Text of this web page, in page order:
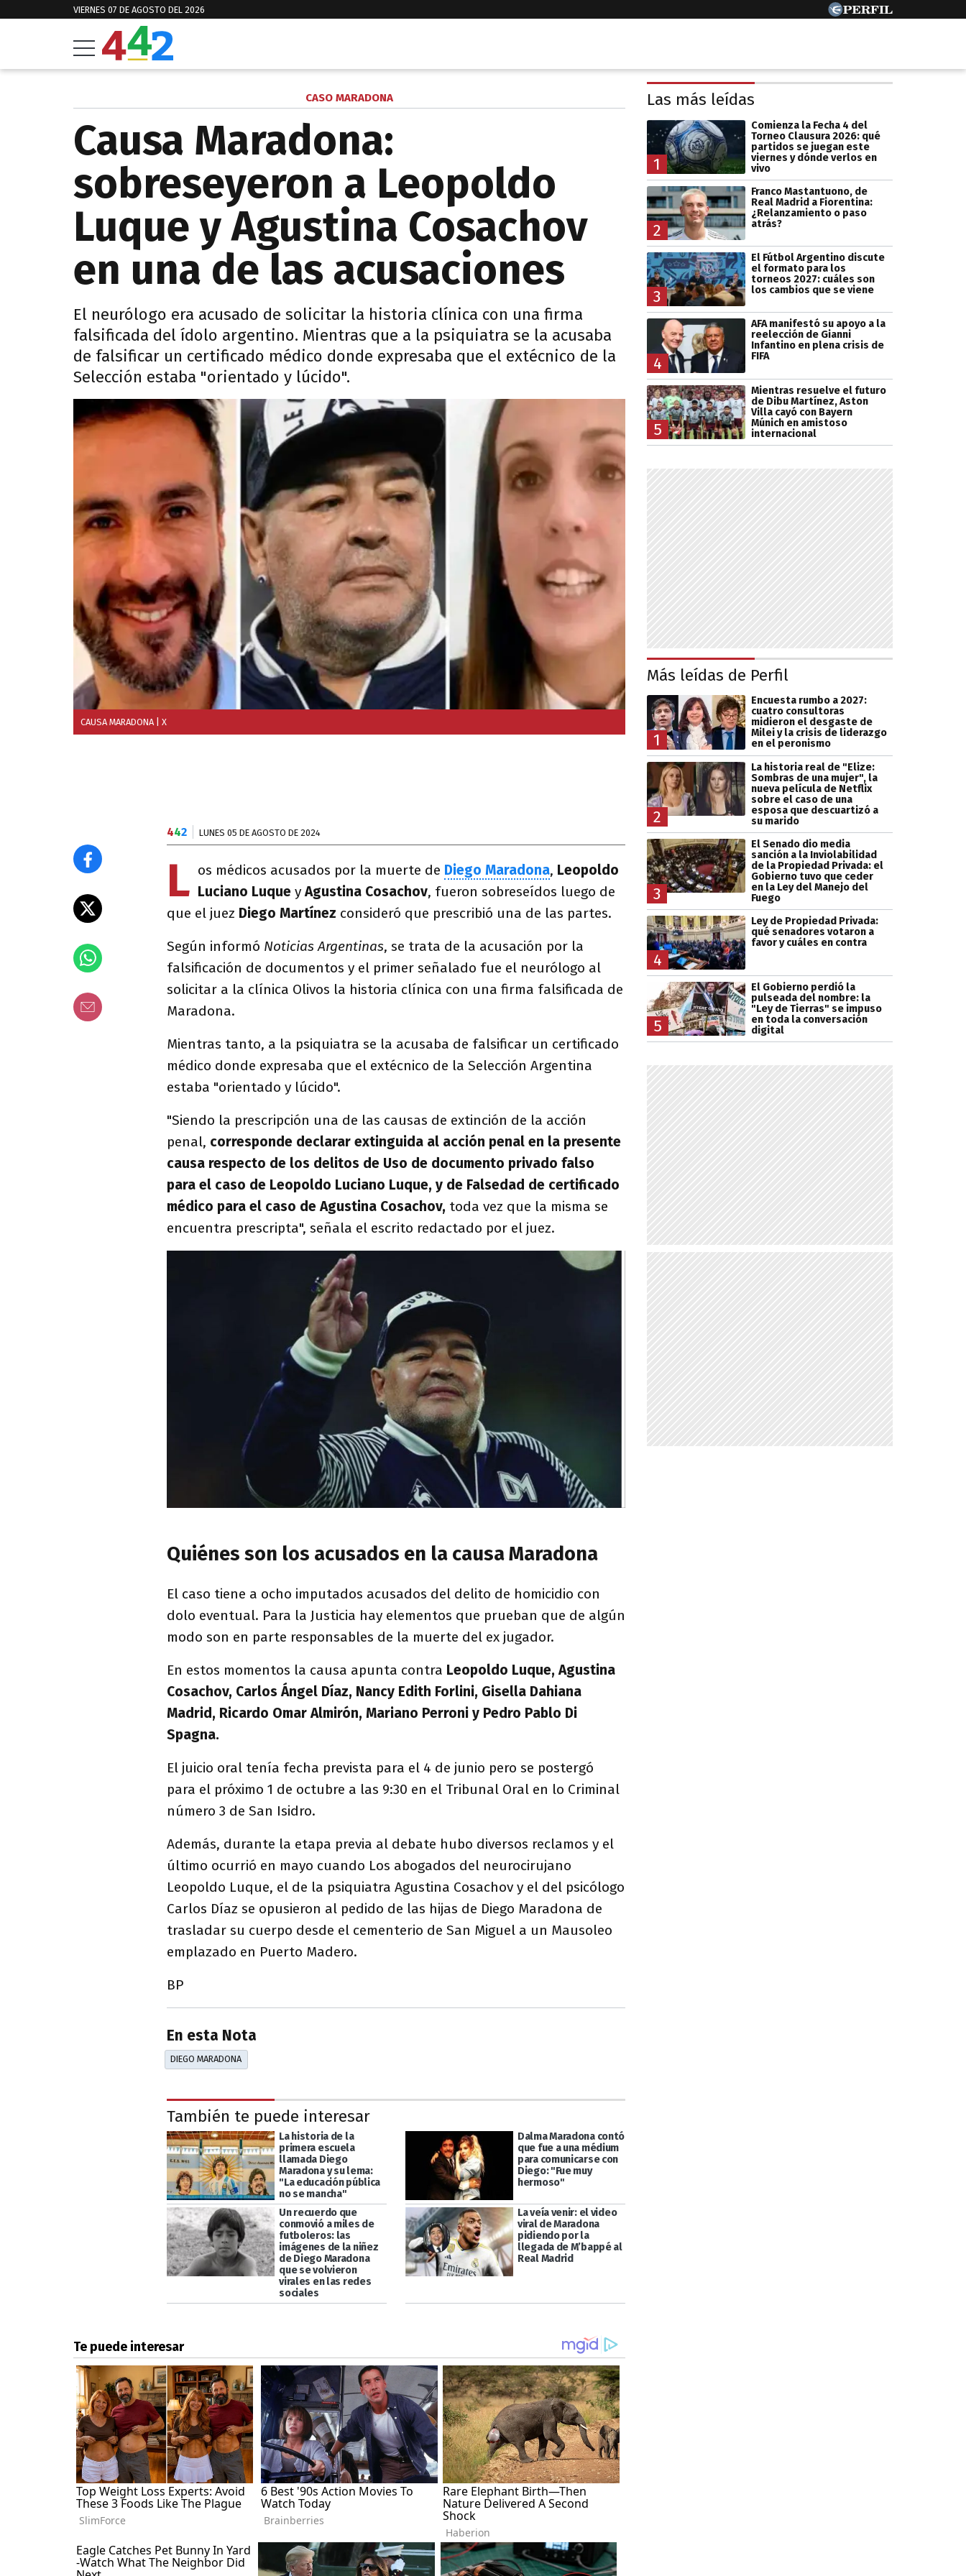
VIERNES 07 DE AGOSTO DEL 2026
CASO MARADONA
Causa Maradona:
sobreseyeron a Leopoldo
Luque y Agustina Cosachov
en una de las acusaciones
El neurólogo era acusado de solicitar la historia clínica con una firma
falsificada del ídolo argentino. Mientras que a la psiquiatra se la acusaba
de falsificar un certificado médico donde expresaba que el extécnico de la
Selección estaba "orientado y lúcido".
CAUSA MARADONA | X
442 LUNES 05 DE AGOSTO DE 2024
L os médicos acusados por la muerte de Diego Maradona, Leopoldo
Luciano Luque yAgustina Cosachov, fueron sobreseídos luego de
que el juez Diego Martínez consideró que prescribió una de las partes.
Según informó Noticias Argentinas, se trata de la acusación por la
falsificación de documentos y el primer señalado fue el neurólogo al
solicitar a la clínica Olivos la historia clínica con una firma falsificada de
Maradona.
Mientras tanto, a la psiquiatra se la acusaba de falsificar un certificado
médico donde expresaba que el extécnico de la Selección Argentina
estaba "orientado y lúcido".
"Siendo la prescripción una de las causas de extinción de la acción
penal, corresponde declarar extinguida al acción penal en la presente
causa respecto de los delitos de Uso de documento privado falso
para el caso de Leopoldo Luciano Luque, y de Falsedad de certificado
médico para el caso de Agustina Cosachov, toda vez que la misma se
encuentra prescripta", señala el escrito redactado por el juez.
Quiénes son los acusados en la causa Maradona
El caso tiene a ocho imputados acusados del delito de homicidio con
dolo eventual. Para la Justicia hay elementos que prueban que de algún
modo son en parte responsables de la muerte del ex jugador.
En estos momentos la causa apunta contra Leopoldo Luque, Agustina
Cosachov, Carlos Ángel Díaz, Nancy Edith Forlini, Gisella Dahiana
Madrid, Ricardo Omar Almirón, Mariano Perroni y Pedro Pablo Di
Spagna.
El juicio oral tenía fecha prevista para el 4 de junio pero se postergó
para el próximo 1 de octubre a las 9:30 en el Tribunal Oral en lo Criminal
número 3 de San Isidro.
Además, durante la etapa previa al debate hubo diversos reclamos y el
último ocurrió en mayo cuando Los abogados del neurocirujano
Leopoldo Luque, el de la psiquiatra Agustina Cosachov y el del psicólogo
Carlos Díaz se opusieron al pedido de las hijas de Diego Maradona de
trasladar su cuerpo desde el cementerio de San Miguel a un Mausoleo
emplazado en Puerto Madero.
BP
En esta Nota
DIEGO MARADONA
También te puede interesar
La historia de la
primera escuela
llamada Diego
Maradona y su lema:
"La educación pública
no se mancha"
Dalma Maradona contó
que fue a una médium
para comunicarse con
Diego: "Fue muy
hermoso"
Un recuerdo que
conmovió a miles de
futboleros: las
imágenes de la niñez
de Diego Maradona
que se volvieron
virales en las redes
sociales
La veía venir: el video
viral de Maradona
pidiendo por la
llegada de M’bappé al
Real Madrid
Las más leídas
1
Comienza la Fecha 4 del
Torneo Clausura 2026: qué
partidos se juegan este
viernes y dónde verlos en
vivo
2
Franco Mastantuono, de
Real Madrid a Fiorentina:
¿Relanzamiento o paso
atrás?
3
El Fútbol Argentino discute
el formato para los
torneos 2027: cuáles son
los cambios que se viene
4
AFA manifestó su apoyo a la
reelección de Gianni
Infantino en plena crisis de
FIFA
5
Mientras resuelve el futuro
de Dibu Martínez, Aston
Villa cayó con Bayern
Múnich en amistoso
internacional
Más leídas de Perfil
1
Encuesta rumbo a 2027:
cuatro consultoras
midieron el desgaste de
Milei y la crisis de liderazgo
en el peronismo
2
La historia real de "Elize:
Sombras de una mujer", la
nueva película de Netflix
sobre el caso de una
esposa que descuartizó a
su marido
3
El Senado dio media
sanción a la Inviolabilidad
de la Propiedad Privada: el
Gobierno tuvo que ceder
en la Ley del Manejo del
Fuego
4
Ley de Propiedad Privada:
qué senadores votaron a
favor y cuáles en contra
5
El Gobierno perdió la
pulseada del nombre: la
"Ley de Tierras" se impuso
en toda la conversación
digital